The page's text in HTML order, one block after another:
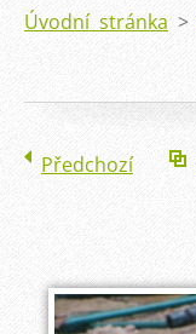
Úvodní stránka >
Předchozí